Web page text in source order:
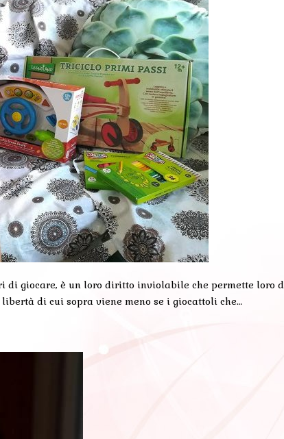
di giocare, è un loro diritto inviolabile che permette
di cui sopra viene meno se i giocattoli che…